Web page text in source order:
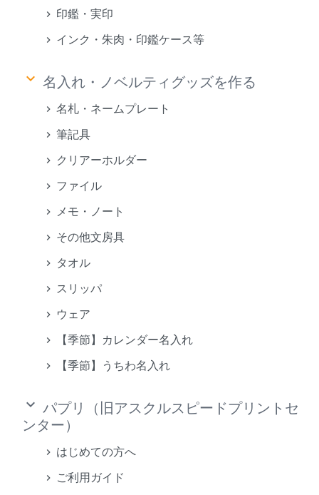
印鑑・実印
インク・朱肉・印鑑ケース等
keyboard_arrow_down 名入れ・ノベルティグッズを作る
名札・ネームプレート
筆記具
クリアーホルダー
ファイル
メモ・ノート
その他文房具
タオル
スリッパ
ウェア
【季節】カレンダー名入れ
【季節】うちわ名入れ
keyboard_arrow_down パプリ（旧アスクルスピードプリントセ
ンター）
はじめての方へ
ご利用ガイド